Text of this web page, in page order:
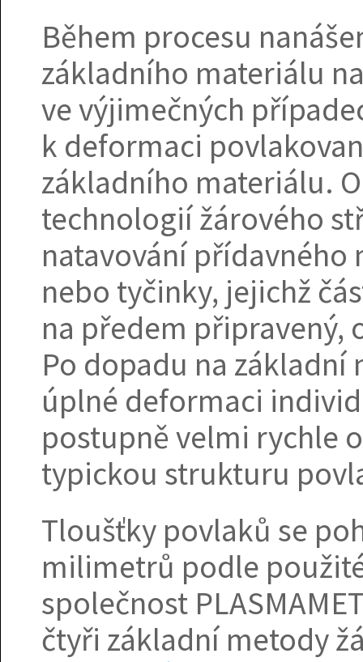
Během procesu
základního materiálu
ve výjimečných
k deformaci
základního materiálu.
technologií žárového
natavování
nebo tyčinky, jejichž
na předem připravený,
Po dopadu na základní
úplné deformaci
postupně velmi rychle
typickou strukturu
Tloušťky povlaků se
milimetrů podle
společnost
čtyři základní metody